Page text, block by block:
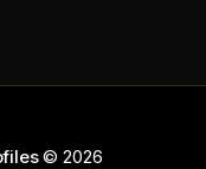
verso il
© 2026